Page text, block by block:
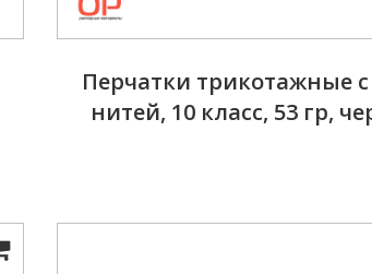
Перчатки трикотажные
нитей, 10 класс, 53 гр,